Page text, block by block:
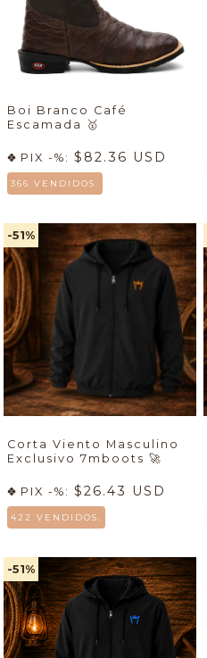
Boi Branco Café
Escamada
🥇
PIX -%: $82.36 USD
366 VENDIDOS.
-51%
Corta Viento Masculino
Exclusivo 7mboots 🚀
PIX -%: $26.43 USD
422 VENDIDOS.
-51%